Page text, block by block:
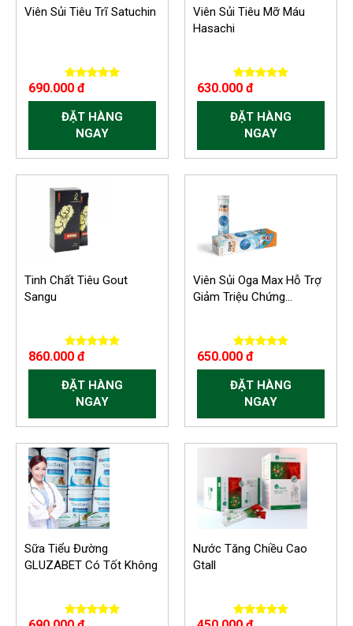
Viên Sủi Tiêu Trĩ Satuchin
690.000 đ
ĐẶT HÀNG
NGAY
Viên Sủi Tiêu Mỡ Máu
Hasachi
630.000 đ
ĐẶT HÀNG
NGAY
Tinh Chất Tiêu Gout
Sangu
860.000 đ
ĐẶT HÀNG
NGAY
Viên Sủi Oga Max Hỗ Trợ
Giảm Triệu Chứng...
650.000 đ
ĐẶT HÀNG
NGAY
Sữa Tiểu Đường
GLUZABET Có Tốt Không
Nước Tăng Chiều Cao
Gtall